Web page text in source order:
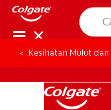
Kesihatan Mulut